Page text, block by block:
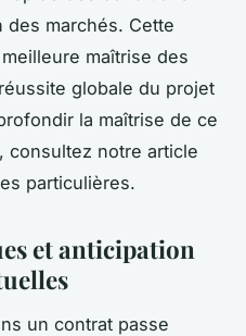
des marchés. Cette
maîtrise des
globale du projet
la maîtrise de ce
consultez notre article
particulières.
et anticipation
un contrat passe